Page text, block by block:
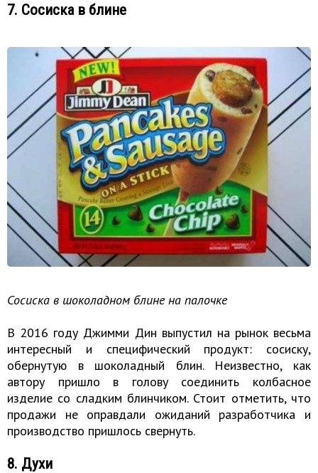
7. Сосиска в блине
Сосиска в шоколадном блине на палочке
В 2016 году Джимми Дин выпустил на рынок весьма
интересный и специфический продукт: сосиску,
обернутую в шоколадный блин. Неизвестно, как
автору пришло в голову соединить колбасное
изделие со сладким блинчиком. Стоит отметить, что
продажи не оправдали ожиданий разработчика и
производство пришлось свернуть.
8. Духи